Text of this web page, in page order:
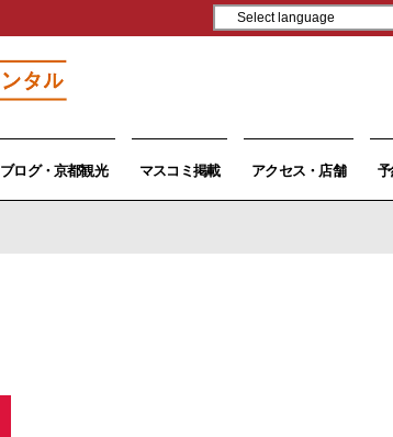
ブログ・京都観光 マスコミ掲載 アクセス・店舗